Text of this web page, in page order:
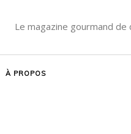
Le magazine gourmand
À PROPOS